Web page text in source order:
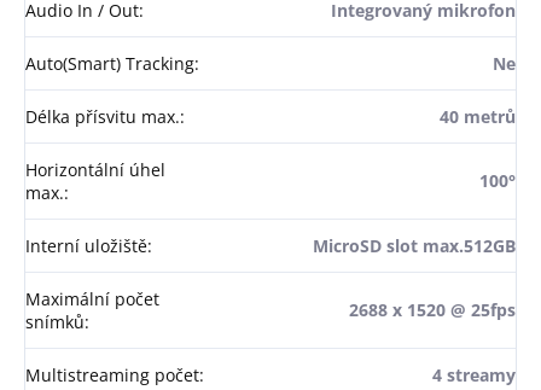
Audio In / Out: Integrovaný mikrofon
Auto(Smart) Tracking: Ne
Délka přísvitu max.: 40 metrů
Horizontální úhel
max.:
100°
Interní uložiště: MicroSD slot max.512GB
Maximální počet
snímků:
2688 x 1520 @ 25fps
Multistreaming počet: 4 streamy